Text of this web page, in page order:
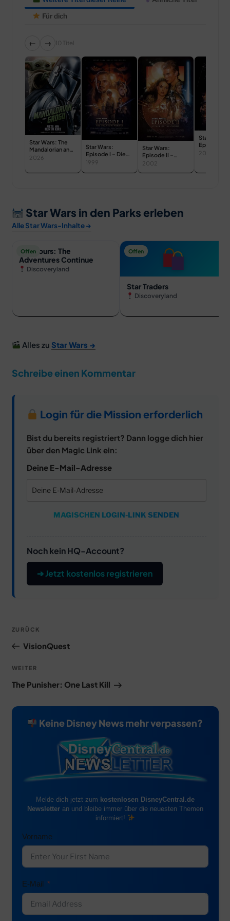
Für dich
← → 10 Titel
Star Wars: The
Mandalorian and
Grogu
2026
Star Wars:
Episode I – Die
dunkle
1999
Star Wars:
Episode II –
Angriff der
2002
Star Wars:
Episode III
Rache der
2005
Star Wars in den Parks erleben
Alle Star Wars-Inhalte →
Offen
Star Tours: The
Adventures Continue
Discoveryland
Offen
Star Traders
Discoveryland
Alles zu Star Wars →
Schreibe einen Kommentar
Login für die Mission erforderlich
Bist du bereits registriert? Dann logge dich hier
über den Magic Link ein:
Deine E-Mail-Adresse
MAGISCHEN LOGIN-LINK SENDEN
Noch kein HQ-Account?
➔ Jetzt kostenlos registrieren
Beitragsnavigation
Vorheriger
Beitrag
ZURÜCK
VisionQuest
Nächster
Beitrag
WEITER
The Punisher: One Last Kill
Keine Disney News mehr verpassen?
Melde dich jetzt zum kostenlosen DisneyCentral.de
Newsletteran und bleibe immer über die neuesten Themen
informiert!
Vorname
E-Mail